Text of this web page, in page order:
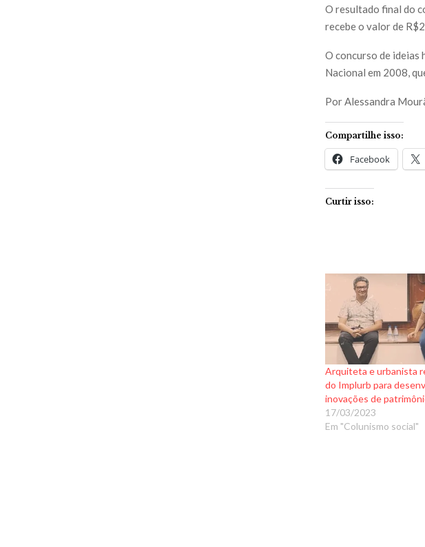
O resultado final do
recebe o valor de
O concurso de ideias
Nacional em 2008,
Por Alessandra
Compartilhe isso:
Facebook
Curtir isso:
Arquiteta e urbanista
do Implurb para
inovações de
17/03/2023
Em "Colunismo social"